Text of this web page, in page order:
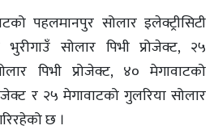
पहलमानपुर सोलार इलेक्ट्रीसिटी
सोलार पिभी प्रोजेक्ट, २५
पिभी प्रोजेक्ट, ४० मेगावाटको
र २५ मेगावाटको गुलरिया सोलार
छ ।